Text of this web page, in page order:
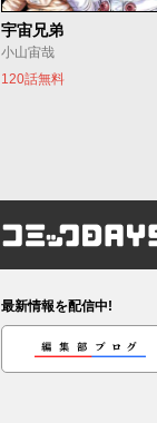
宇宙兄弟
小山宙哉
120話無料
コミック
最新情報を配信中!
編集部ブログ